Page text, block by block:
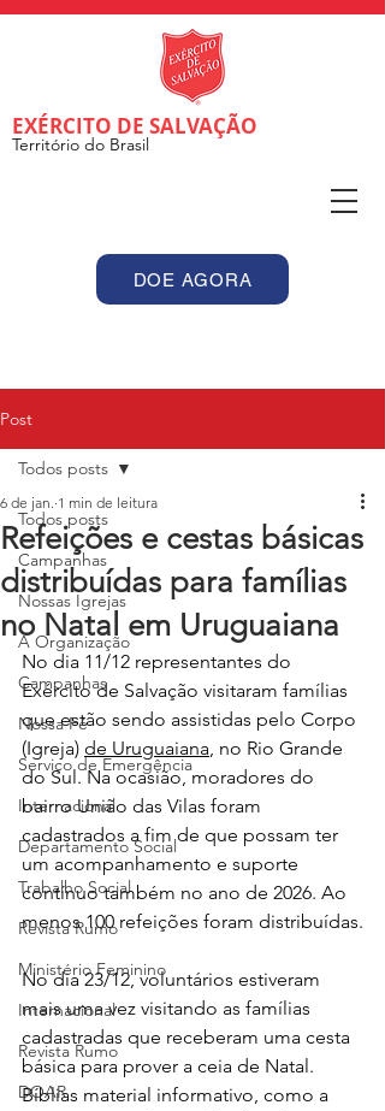
EXÉRCITO DE SALVAÇÃO
Território do Brasil
DOE AGORA
Post
Todos posts
Campanhas
Nossas Igrejas
A Organização
Campanhas
Nossa Fé
Serviço de Emergência
Internacional
Departamento Social
Trabalho Social
Revista Rumo
Ministério Feminino
Internacional
Revista Rumo
DOAR
Todos posts
Refeições e cestas básicas
distribuídas para famílias
no Natal em Uruguaiana
6 de jan. 1 min de leitura
No dia 11/12 representantes do
Exército de Salvação visitaram famílias
que estão sendo assistidas pelo Corpo
(Igreja) de Uruguaiana, no Rio Grande
do Sul. Na ocasião, moradores do
bairro União das Vilas foram
cadastrados a fim de que possam ter
um acompanhamento e suporte
contínuo também no ano de 2026. Ao
menos 100 refeições foram distribuídas.
No dia 23/12, voluntários estiveram
mais uma vez visitando as famílias
cadastradas que receberam uma cesta
básica para prover a ceia de Natal.
Bíblias material informativo, como a